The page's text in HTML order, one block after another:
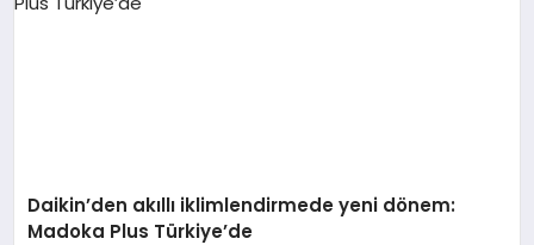
Daikin’den akıllı iklimlendirmede yeni dönem:
Madoka Plus Türkiye’de